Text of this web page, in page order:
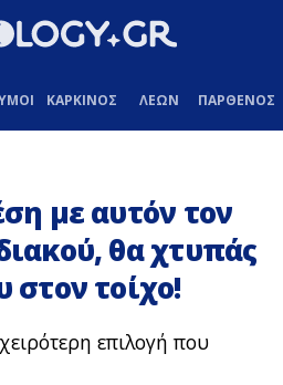
ΚΑΡΚΙΝΟΣ ΛΕΩΝ ΠΑΡΘΕΝΟΣ
με αυτόν τον
θα χτυπάς
στον τοίχο!
επιλογή που